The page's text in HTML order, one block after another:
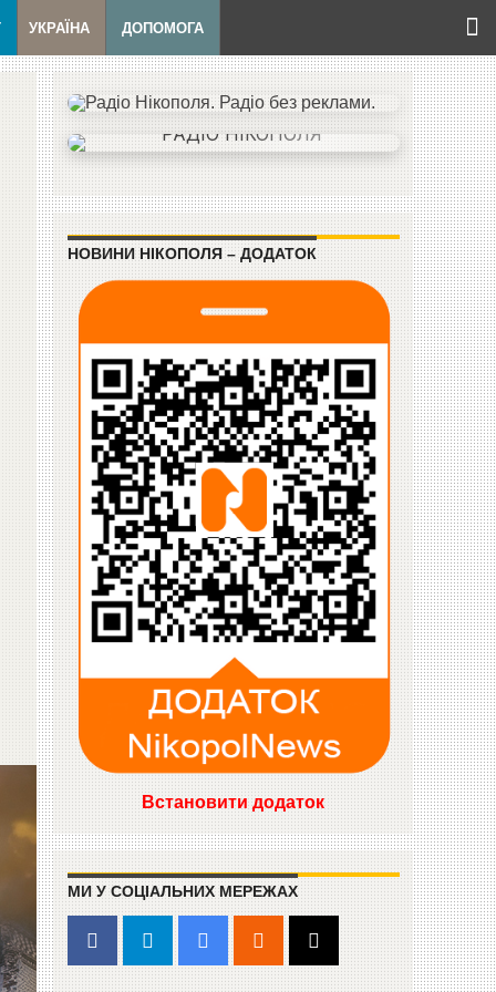
УКРАЇНА ДОПОМОГА
НОВИНИ НІКОПОЛЯ – ДОДАТОК
Встановити додаток
МИ У СОЦІАЛЬНИХ МЕРЕЖАХ